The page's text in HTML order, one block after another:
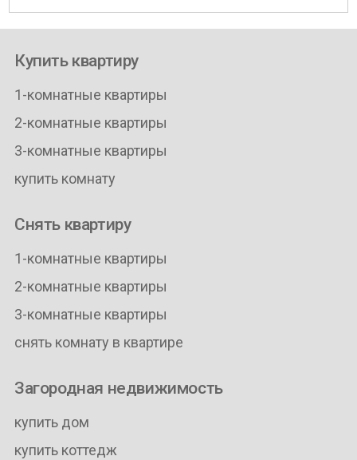
Купить квартиру
1-комнатные квартиры
2-комнатные квартиры
3-комнатные квартиры
купить комнату
Снять квартиру
1-комнатные квартиры
2-комнатные квартиры
3-комнатные квартиры
снять комнату в квартире
Загородная недвижимость
купить дом
купить коттедж